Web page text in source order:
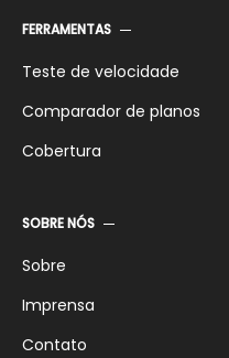
FERRAMENTAS
Teste de velocidade
Comparador de planos
Cobertura
SOBRE NÓS
Sobre
Imprensa
Contato